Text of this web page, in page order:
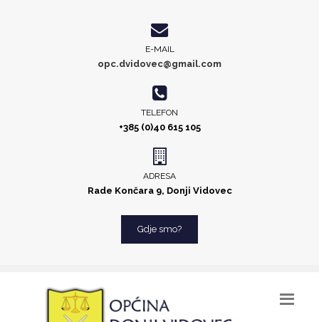
E-MAIL
opc.dvidovec@gmail.com
TELEFON
+385 (0)40 615 105
ADRESA
Rade Končara 9, Donji Vidovec
Gdje smo?